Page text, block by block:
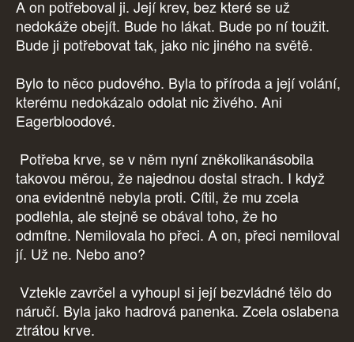
A on potřeboval ji. Její krev, bez které se už
nedokáže obejít. Bude ho lákat. Bude po ní toužit.
Bude ji potřebovat tak, jako nic jiného na světě.
Bylo to něco pudového. Byla to příroda a její volání,
kterému nedokázalo odolat nic živého. Ani
Eagerbloodové.
Potřeba krve, se v něm nyní zněkolikanásobila
takovou měrou, že najednou dostal strach. I když
ona evidentně nebyla proti. Cítil, že mu zcela
podlehla, ale stejně se obával toho, že ho
odmítne. Nemilovala ho přeci. A on, přeci nemiloval
jí. Už ne. Nebo ano?
Vztekle zavrčel a vyhoupl si její bezvládné tělo do
náručí. Byla jako hadrová panenka. Zcela oslabena
ztrátou krve.